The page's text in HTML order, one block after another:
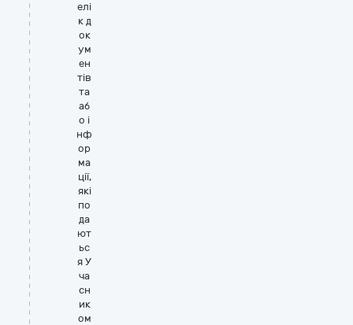
елі
к д
ок
ум
ен
тів
та
аб
о і
нф
ор
ма
ції,
які
по
да
ют
ьс
я У
ча
сн
ик
ом